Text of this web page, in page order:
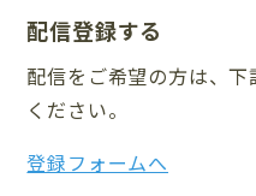
配信登録する
配信をご希望の方は、
ください。
登録フォームへ